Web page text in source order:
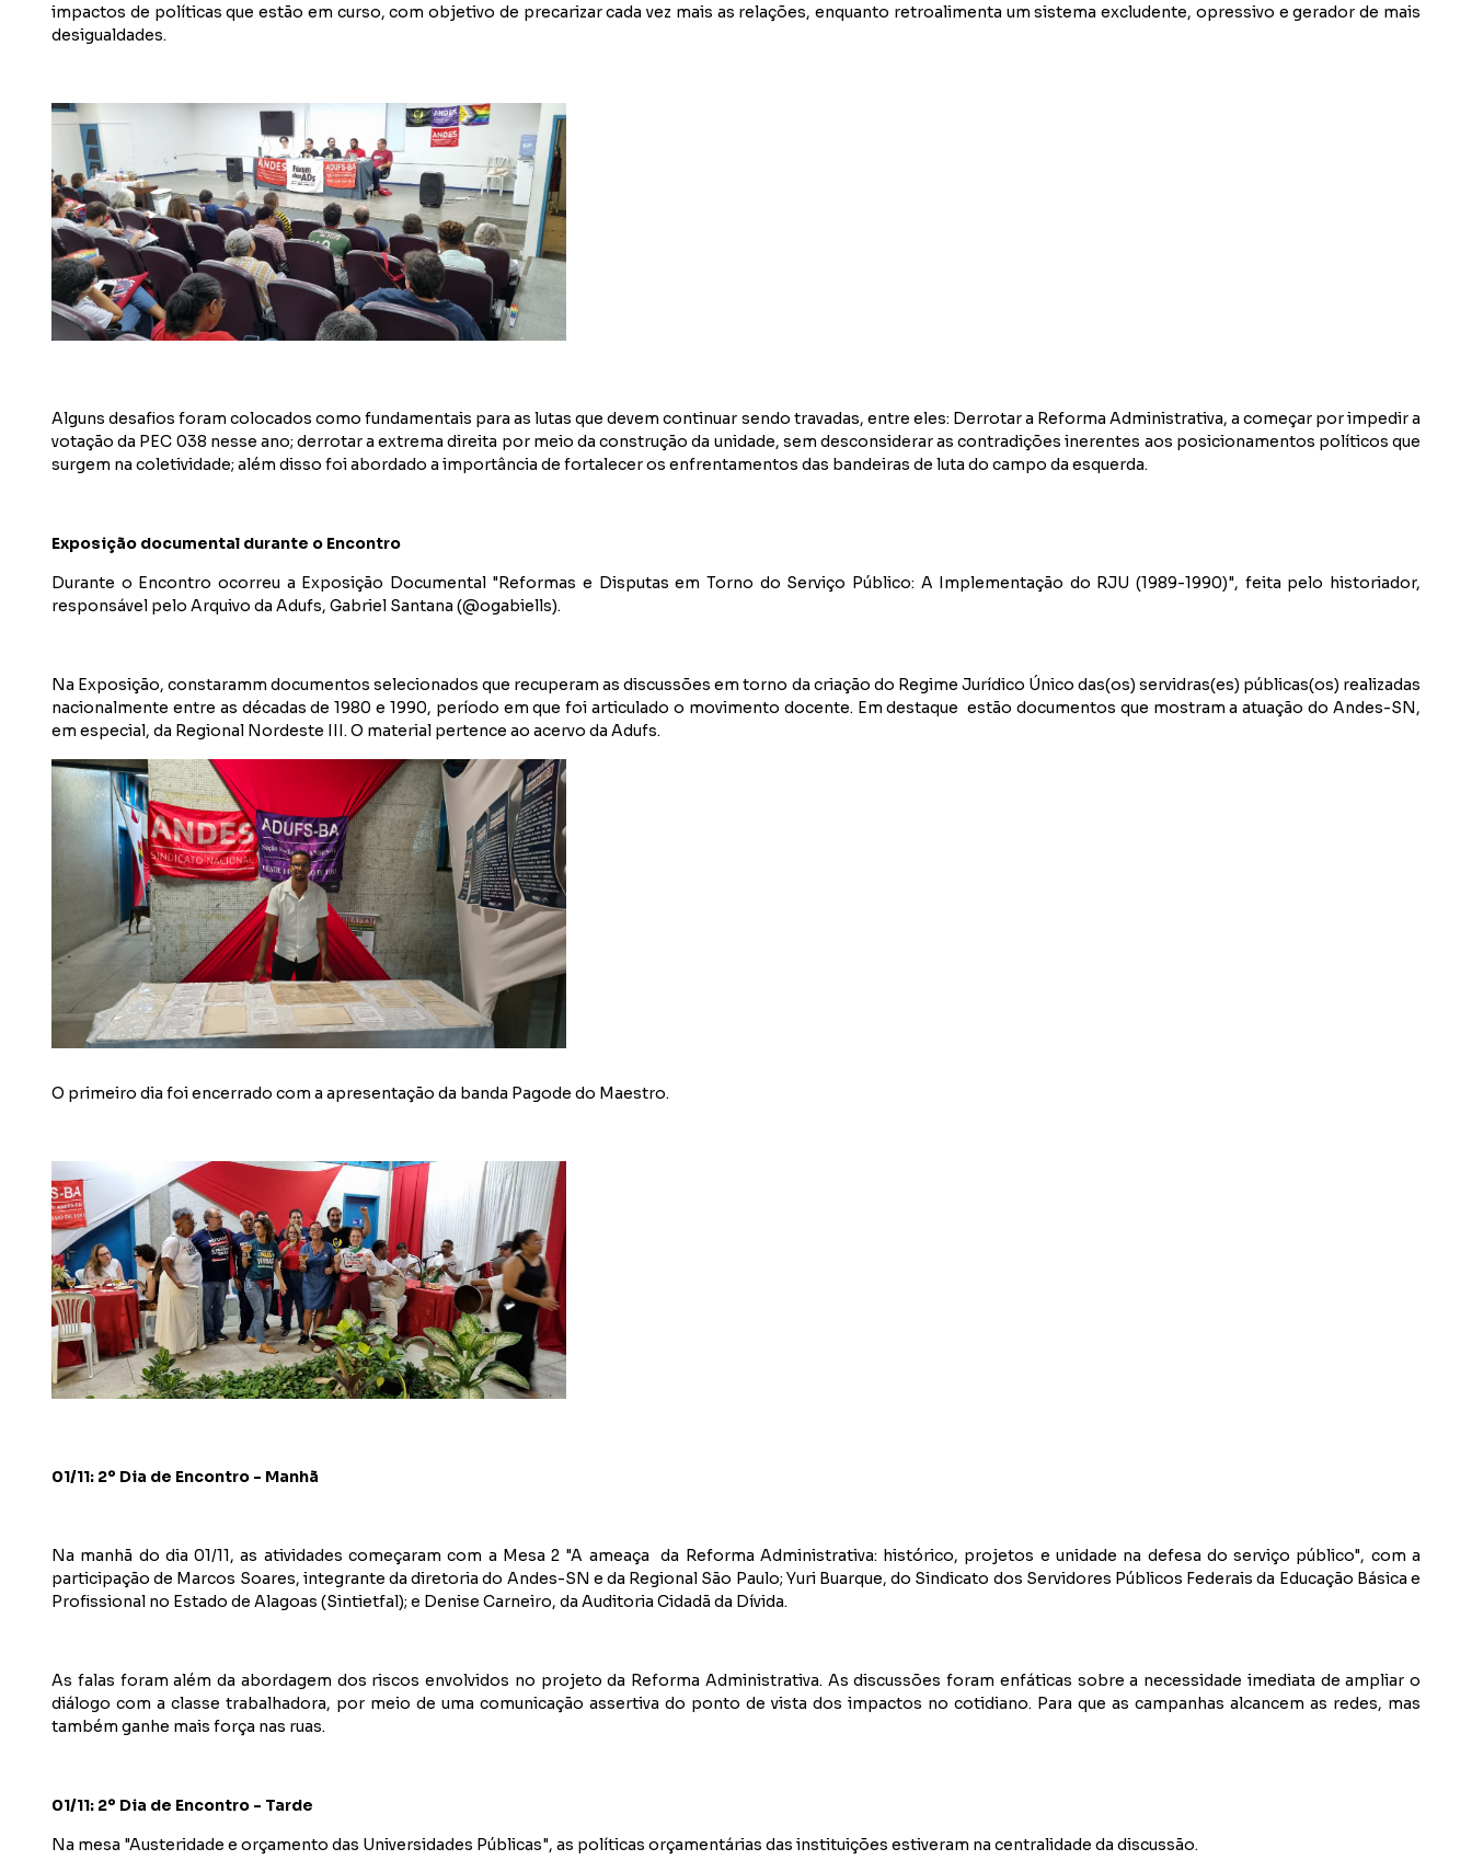
impactos de políticas que estão em curso, com objetivo de precarizar cada vez mais as relações, enquanto retroalimenta um sistema excludente, opressivo e gerador de mais
desigualdades.
Alguns desafios foram colocados como fundamentais para as lutas que devem continuar sendo travadas, entre eles: Derrotar a Reforma Administrativa, a começar por impedir a
votação da PEC 038 nesse ano; derrotar a extrema direita por meio da construção da unidade, sem desconsiderar as contradições inerentes aos posicionamentos políticos que
surgem na coletividade; além disso foi abordado a importância de fortalecer os enfrentamentos das bandeiras de luta do campo da esquerda.
Exposição documental durante o Encontro
Durante o Encontro ocorreu a Exposição Documental "Reformas e Disputas em Torno do Serviço Público: A Implementação do RJU (1989-1990)", feita pelo historiador,
responsável pelo Arquivo da Adufs, Gabriel Santana (@ogabiells).
Na Exposição, constaramm documentos selecionados que recuperam as discussões em torno da criação do Regime Jurídico Único das(os) servidras(es) públicas(os) realizadas
nacionalmente entre as décadas de 1980 e 1990, período em que foi articulado o movimento docente. Em destaque estão documentos que mostram a atuação do Andes-SN,
em especial, da Regional Nordeste III. O material pertence ao acervo da Adufs.
O primeiro dia foi encerrado com a apresentação da banda Pagode do Maestro.
01/11: 2º Dia de Encontro - Manhã
Na manhã do dia 01/11, as atividades começaram com a Mesa 2 "A ameaça da Reforma Administrativa: histórico, projetos e unidade na defesa do serviço público", com a
participação de Marcos Soares, integrante da diretoria do Andes-SN e da Regional São Paulo; Yuri Buarque, do Sindicato dos Servidores Públicos Federais da Educação Básica e
Profissional no Estado de Alagoas (Sintietfal); e Denise Carneiro, da Auditoria Cidadã da Dívida.
As falas foram além da abordagem dos riscos envolvidos no projeto da Reforma Administrativa. As discussões foram enfáticas sobre a necessidade imediata de ampliar o
diálogo com a classe trabalhadora, por meio de uma comunicação assertiva do ponto de vista dos impactos no cotidiano. Para que as campanhas alcancem as redes, mas
também ganhe mais força nas ruas.
01/11: 2º Dia de Encontro - Tarde
Na mesa "Austeridade e orçamento das Universidades Públicas", as políticas orçamentárias das instituições estiveram na centralidade da discussão.